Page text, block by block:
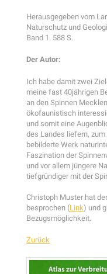
Herausgegeben vom
Naturschutz und
Band 1. 588 S.
Der Autor:
Ich habe damit zwei
meine fast 40jährigen
an den Spinnen
ökofaunistisch
und somit eine
des Landes liefern,
bebilderte Werk
Faszination der
und vor allem jüngere
tiefgründiger mit der
Christoph Muster hat
besprochen (Link) und
Bezugsmöglichkeit.
Zurück